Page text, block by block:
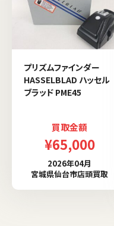
プリズムファインダー
HASSELBLAD ハッセル
ブラッド PME45
買取金額
¥65,000
2026年04月
宮城県仙台市店頭買取